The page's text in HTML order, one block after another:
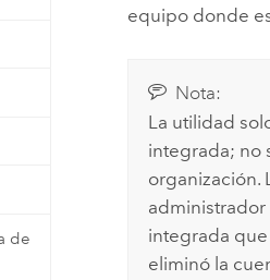
de
equipo donde
Nota:
La utilidad
integrada; no
organización.
integrada
eliminó la